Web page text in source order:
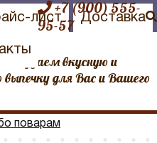
+7 (900) 555-
95-57
лист Доставка
создаем вкусную и
выпечку для Вас и Вашего
поварам